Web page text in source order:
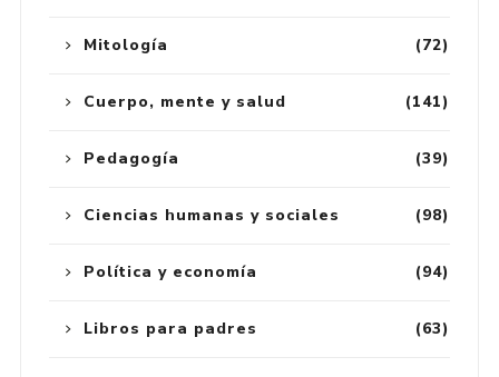
(72)
Mitología
(141)
Cuerpo, mente y salud
(39)
Pedagogía
(98)
Ciencias humanas y sociales
(94)
Política y economía
(63)
Libros para padres